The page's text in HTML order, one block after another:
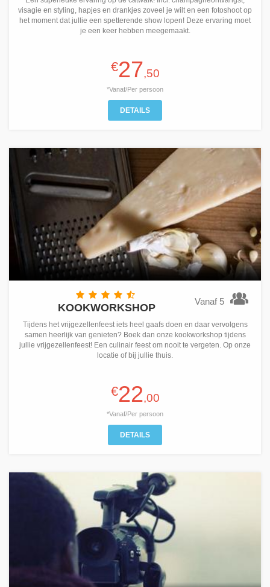
visagie en styling, hapjes en drankjes zoveel je wilt en een fotoshoot op
het moment dat jullie een spetterende show lopen! Deze ervaring moet
je een keer hebben meegemaakt.
€27,50
*Vanaf/Per persoon
DETAILS
Vanaf 5
KOOKWORKSHOP
Tijdens het vrijgezellenfeest iets heel gaafs doen en daar vervolgens
samen heerlijk van genieten? Boek dan onze kookworkshop tijdens
jullie vrijgezellenfeest! Een culinair feest om nooit te vergeten. Op onze
locatie of bij jullie thuis.
€22,00
*Vanaf/Per persoon
DETAILS